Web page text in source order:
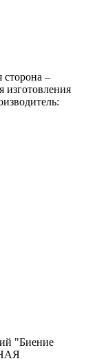
сторона –
изготовления
"Биение